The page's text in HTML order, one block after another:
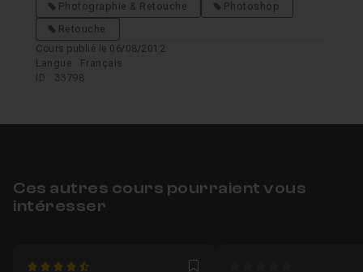
Photographie & Retouche
Photoshop
Retouche
Cours publié le 06/08/2012
Langue : Français
ID : 33798
Ces autres cours pourraient vous
intéresser
4.5